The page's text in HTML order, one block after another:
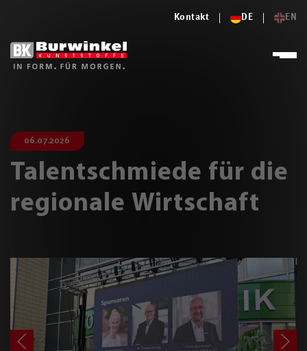
Kontakt DE EN
06.07.2026
Talentschmiede für die
regionale Wirtschaft